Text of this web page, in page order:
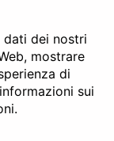
per un
la
un
le
dati dei nostri
mostrare
di
sui